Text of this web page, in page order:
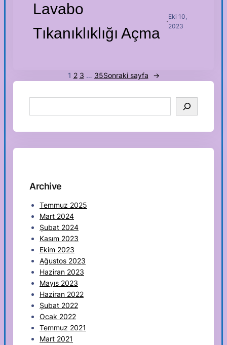
Lavabo
Tıkanıklıklığı Açma
·
Eki 10,
2023
1 2 3 … 35Sonraki sayfa →
e
c
Archive
Temmuz 2025
Mart 2024
Şubat 2024
Kasım 2023
Ekim 2023
Ağustos 2023
Haziran 2023
Mayıs 2023
Haziran 2022
Şubat 2022
Ocak 2022
Temmuz 2021
Mart 2021